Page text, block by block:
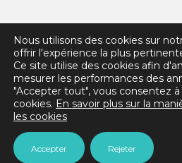
Nous utilisons des cookies sur
offrir l'expérience la plus
Ce site utilise des cookies afin
mesurer les performances des
"Accepter tout", vous consentez
cookies. En savoir plus sur la
les cookies
Accepter Rejeter